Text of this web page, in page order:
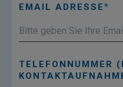
EMAIL ADRESSE
TELEFONNUMMER